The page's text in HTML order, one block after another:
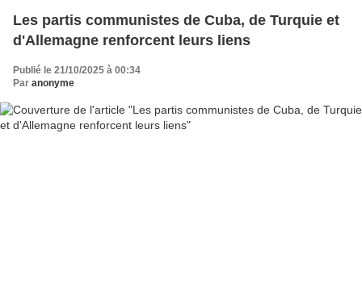
Les partis communistes de Cuba, de Turquie et
d'Allemagne renforcent leurs liens
Publié le 21/10/2025 à 00:34
Par anonyme